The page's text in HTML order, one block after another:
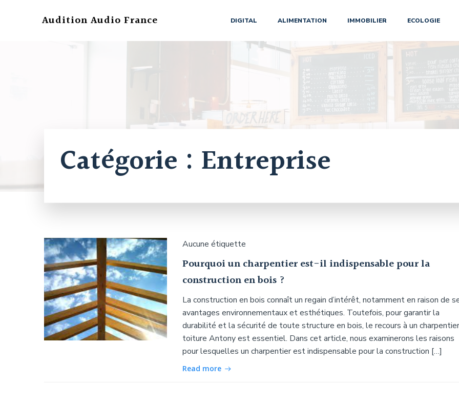
Audition Audio France DIGITAL ALIMENTATION IMMOBILIER ECOLOGIE
Catégorie : Entreprise
Aucune étiquette
Pourquoi un charpentier est-il indispensable pour la
construction en bois ?
La construction en bois connaît un regain d’intérêt, notamment en raison de
avantages environnementaux et esthétiques. Toutefois, pour garantir la
durabilité et la sécurité de toute structure en bois, le recours à un charpentier
toiture Antony est essentiel. Dans cet article, nous examinerons les raisons
pour lesquelles un charpentier est indispensable pour la construction […]
Read more